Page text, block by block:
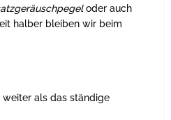
oder auch
halber bleiben wir beim
weiter als das ständige